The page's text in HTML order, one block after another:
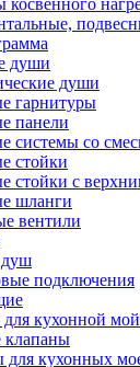
косвенного
души
души
гарнитуры
панели
системы со
стойки
стойки с
шланги
вентили
подключения
кухонной
кухонных